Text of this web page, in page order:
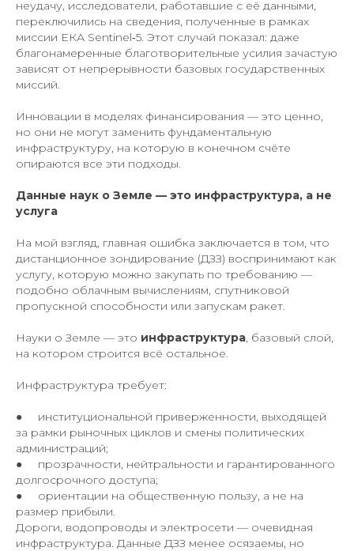
неудачу, исследователи, работавшие с её данными,
переключились на сведения, полученные в рамках
миссии ЕКА Sentinel‑5. Этот случай показал: даже
благонамеренные благотворительные усилия зачастую
зависят от непрерывности базовых государственных
миссий.
Инновации в моделях финансирования — это ценно,
но они не могут заменить фундаментальную
инфраструктуру, на которую в конечном счёте
опираются все эти подходы.
Данные наук о Земле — это инфраструктура, а не
услуга
На мой взгляд, главная ошибка заключается в том, что
дистанционное зондирование (ДЗЗ) воспринимают как
услугу, которую можно закупать по требованию —
подобно облачным вычислениям, спутниковой
пропускной способности или запускам ракет.
Науки о Земле — это инфраструктура, базовый слой,
на котором строится всё остальное.
Инфраструктура требует:
● институциональной приверженности, выходящей
за рамки рыночных циклов и смены политических
администраций;
● прозрачности, нейтральности и гарантированного
долгосрочного доступа;
● ориентации на общественную пользу, а не на
размер прибыли.
Дороги, водопроводы и электросети — очевидная
инфраструктура. Данные ДЗЗ менее осязаемы, но